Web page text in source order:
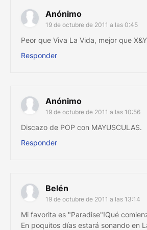
Anónimo
19 de octubre de 2011 a las 0:45
Peor que Viva La Vida, mejor que
Responder
Anónimo
19 de octubre de 2011 a las 10:56
Discazo de POP con MAYUSCULAS.
Responder
Belén
19 de octubre de 2011 a las 13:14
Mi favorita es "Paradise"!Qué
En poquitos días estará sonando en